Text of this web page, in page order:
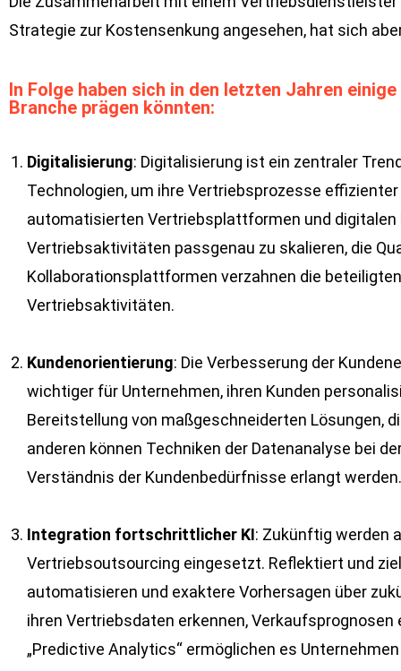
Strategie zur Kostensenkung angesehen, hat sich
In Folge haben sich in den letzten Jahren
Branche prägen könnten:
Digitalisierung: Digitalisierung ist ein zentraler
Technologien, um ihre Vertriebsprozesse
automatisierten Vertriebsplattformen und digitalen
Vertriebsaktivitäten passgenau zu skalieren, die
Kollaborationsplattformen verzahnen die
Vertriebsaktivitäten.
Kundenorientierung: Die Verbesserung der
wichtiger für Unternehmen, ihren Kunden
Bereitstellung von maßgeschneiderten Lösungen,
anderen können Techniken der Datenanalyse bei
Verständnis der Kundenbedürfnisse erlangt werden.
Integration fortschrittlicher KI: Zukünftig werden
Vertriebsoutsourcing eingesetzt. Reflektiert und
automatisieren und exaktere Vorhersagen über
ihren Vertriebsdaten erkennen,
„Predictive Analytics“ ermöglichen es